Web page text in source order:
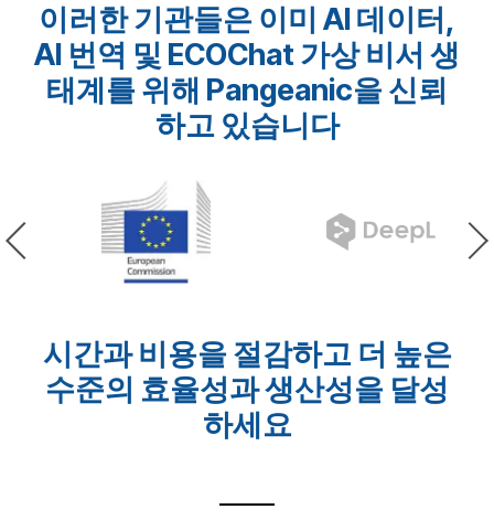
이러한 기관들은 이미 AI 데이터,
AI 번역 및 ECOChat 가상 비서 생
태계를 위해 Pangeanic을 신뢰
하고 있습니다
시간과 비용을 절감하고 더 높은
수준의 효율성과 생산성을 달성
하세요